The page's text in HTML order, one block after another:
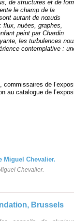
de structures et de
le champ de la
autant de nœuds
flux, nuées, graphes,
peint par Chardin
les turbulences
contemplative :
commissaires de
au catalogue de
Chevalier.
Brussels